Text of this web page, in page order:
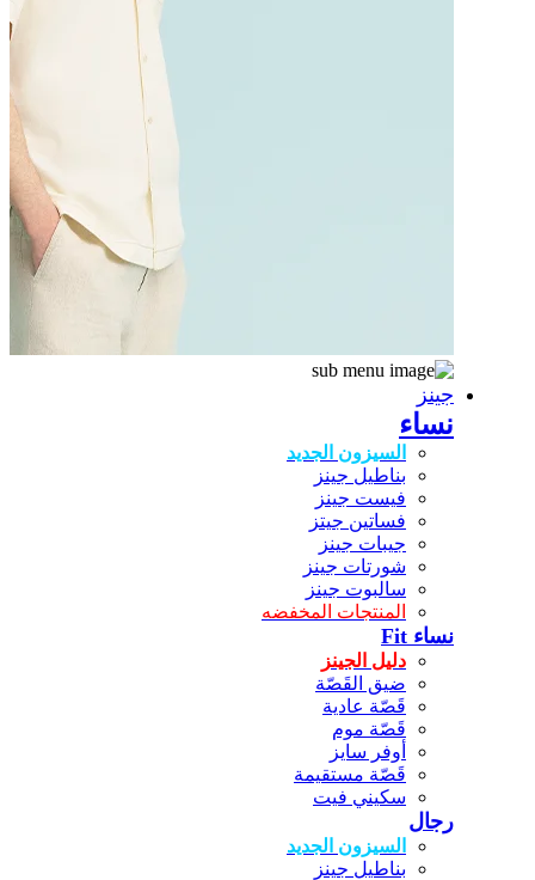
جينز
نساء
السيزون الجديد
بناطيل جينز
فيست جينز
فساتين جيتز
جيبات جينز
شورتات جينز
سالبوت جينز
المنتجات المخفضه
نساء Fit
دليل الجينز
ضيق القَصّة
قَصّة عادية
قَصّة موم
أوفر سايز
قَصّة مستقيمة
سكيني فيت
رجال
السيزون الجديد
بناطيل جينز